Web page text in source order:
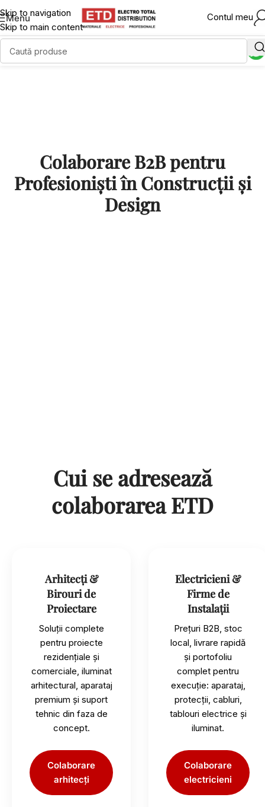
Skip to navigation
Skip to main content
Menu Contul meu
Colaborare B2B pentru
Profesioniști în Construcții și
Design
Cui se adresează
colaborarea ETD
Arhitecți &
Birouri de
Proiectare
Soluții complete
pentru proiecte
rezidențiale și
comerciale, iluminat
arhitectural, aparataj
premium și suport
tehnic din faza de
concept.
Colaborare
arhitecți
Electricieni &
Firme de
Instalații
Prețuri B2B, stoc
local, livrare rapidă
și portofoliu
complet pentru
execuție: aparataj,
protecții, cabluri,
tablouri electrice și
iluminat.
Colaborare
electricieni